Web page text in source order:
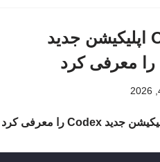
OpenAI اپلیکیشن جدید